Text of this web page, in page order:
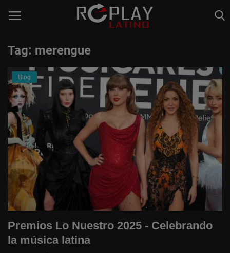
Home
Estaciones de Radio
Música Latina
Música Urbana
Acceso
Register
Spanish
Tag: merengue
Blog
Premios Lo Nuestro 2025 - Celebrando
la música latina